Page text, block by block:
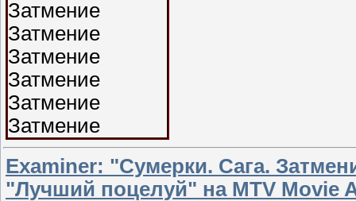
Examiner: "Сумерки. Сага.
"Лучший поцелуй" на MTV Movie